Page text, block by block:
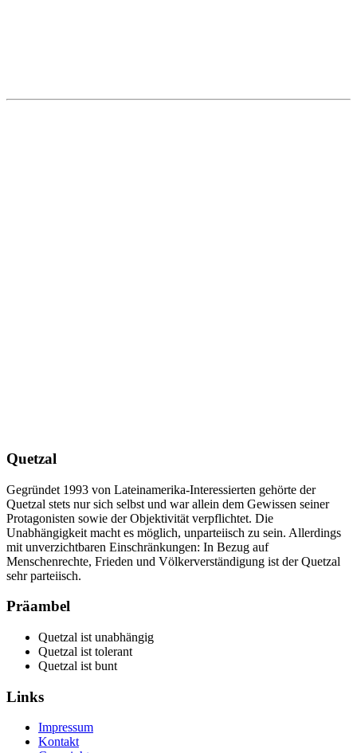
Quetzal
Gegründet 1993 von Lateinamerika-Interessierten gehörte der
Quetzal stets nur sich selbst und war allein dem Gewissen seiner
Protagonisten sowie der Objektivität verpflichtet. Die
Unabhängigkeit macht es möglich, unparteiisch zu sein. Allerdings
mit unverzichtbaren Einschränkungen: In Bezug auf
Menschenrechte, Frieden und Völkerverständigung ist der Quetzal
sehr parteiisch.
Präambel
Quetzal ist unabhängig
Quetzal ist tolerant
Quetzal ist bunt
Links
Impressum
Kontakt